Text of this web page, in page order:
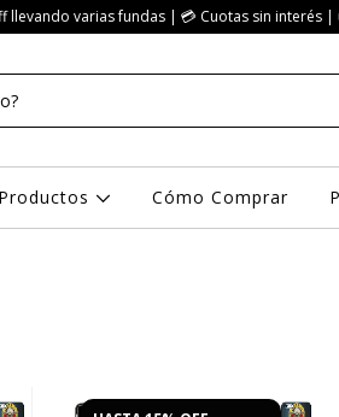
llevando varias fundas | 💳 Cuotas sin interés
Productos Cómo Comprar